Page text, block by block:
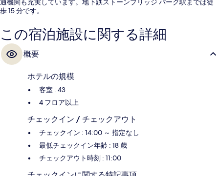
通機関も充実しています。地下鉄ストーンブリッジ パーク駅までは徒
歩 15 分です。
この宿泊施設に関する詳細
概要
ホテルの規模
客室 : 43
4 フロア以上
チェックイン / チェックアウト
チェックイン : 14:00 ～ 指定なし
最低チェックイン年齢 : 18 歳
チェックアウト時刻 : 11:00